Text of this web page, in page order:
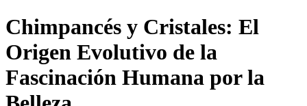
Chimpancés y Cristales: El
Origen Evolutivo de la
Fascinación Humana por la